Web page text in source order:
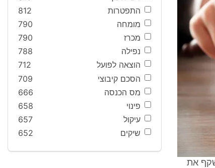
את
התפטרות
812
מומחה
790
מכרז
790
נפילה
788
הוצאה לפועל
712
הסכם קיבוצי
709
מס הכנסה
666
פינוי
658
עיקול
657
שיקים
652